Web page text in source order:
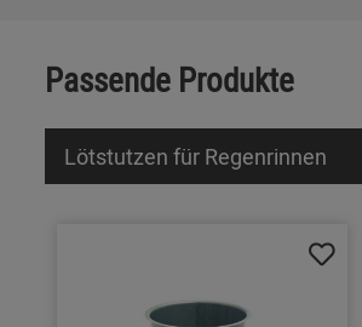
Passende Produkte
Lötstutzen für Regenrinnen